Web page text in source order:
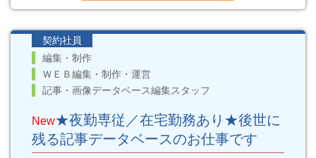
契約社員
編集・制作
ＷＥＢ編集・制作・運営
記事・画像データベース編集スタッフ
New★夜勤専従／在宅勤務あり★後世に
残る記事データベースのお仕事です